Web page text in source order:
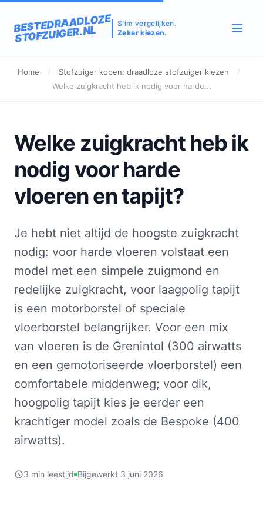
BESTEDRAADLOZE
STOFZUIGER.NL
Slim vergelijken.
Zeker kiezen.
Home / Stofzuiger kopen: draadloze stofzuiger kiezen
/
Welke zuigkracht heb ik nodig voor harde...
Welke zuigkracht heb ik
nodig voor harde
vloeren en tapijt?
Je hebt niet altijd de hoogste zuigkracht
nodig: voor harde vloeren volstaat een
model met een simpele zuigmond en
redelijke zuigkracht, voor laagpolig tapijt
is een motorborstel of speciale
vloerborstel belangrijker. Voor een mix
van vloeren is de Grenintol (300 airwatts
en een gemotoriseerde vloerborstel) een
comfortabele middenweg; voor dik,
hoogpolig tapijt kies je eerder een
krachtiger model zoals de Bespoke (400
airwatts).
3 min leestijd Bijgewerkt 3 juni 2026